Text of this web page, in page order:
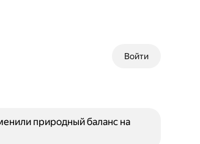
Войти
природный баланс на